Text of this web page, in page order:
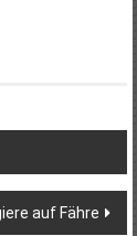
auf Fähre